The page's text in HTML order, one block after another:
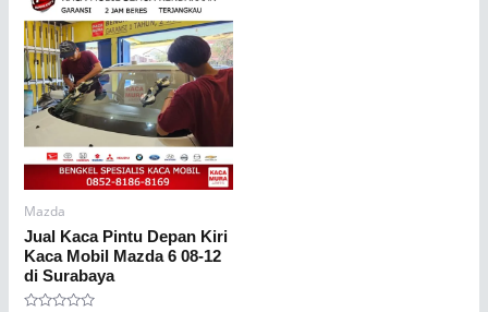
Mazda
Jual Kaca Pintu Depan Kiri
Kaca Mobil Mazda 6 08-12
di Surabaya